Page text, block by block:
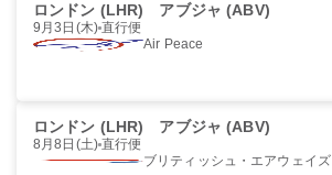
ロンドン (LHR) アブジャ (ABV)
9月3日(木) 直行便
Air Peace
ロンドン (LHR) アブジャ (ABV)
8月8日(土) 直行便
ブリティッシュ・エアウェイズ